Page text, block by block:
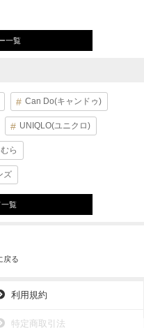
一覧
Can Do(キャンドゥ)
UNIQLO(ユニクロ)
ら
ズ
一覧
戻る
利用規約
特定商取引法